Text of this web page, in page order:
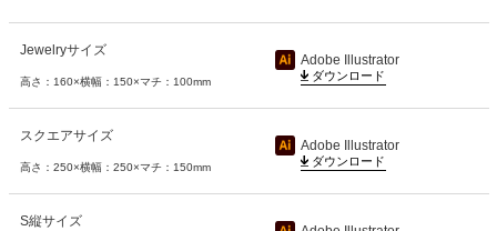
Jewelryサイズ
高さ：160×横幅：150×マチ：100mm
スクエアサイズ
高さ：250×横幅：250×マチ：150mm
S縦サイズ